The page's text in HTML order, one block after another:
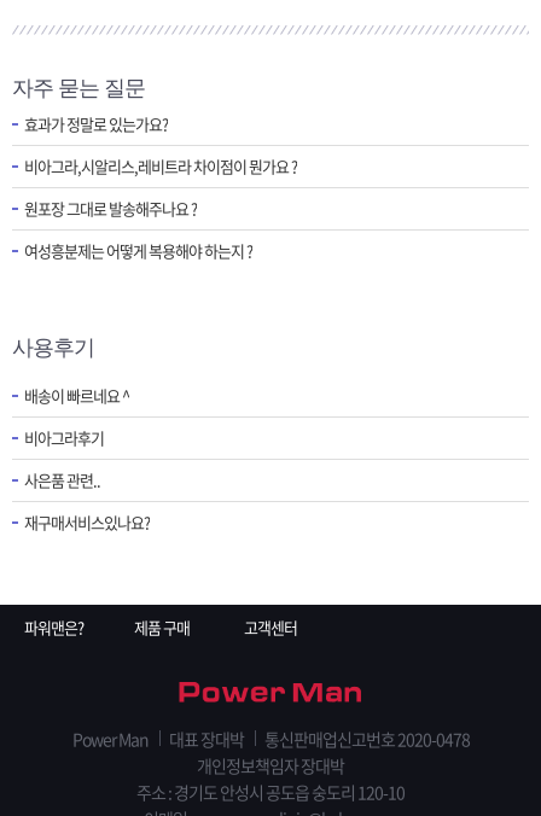
자주 묻는 질문
효과가 정말로 있는가요?
비아그라,시알리스,레비트라 차이점이 뭔가요 ?
원포장 그대로 발송해주나요 ?
여성흥분제는 어떻게 복용해야 하는지 ?
사용후기
배송이 빠르네요 ^
비아그라후기
사은품 관련..
재구매서비스있나요?
파워맨은? 제품 구매 고객센터
Power Man 대표 장대박
통신판매업신고번호 2020-0478
개인정보책임자 장대박
주소 : 경기도 안성시 공도읍 숭도리 120-10